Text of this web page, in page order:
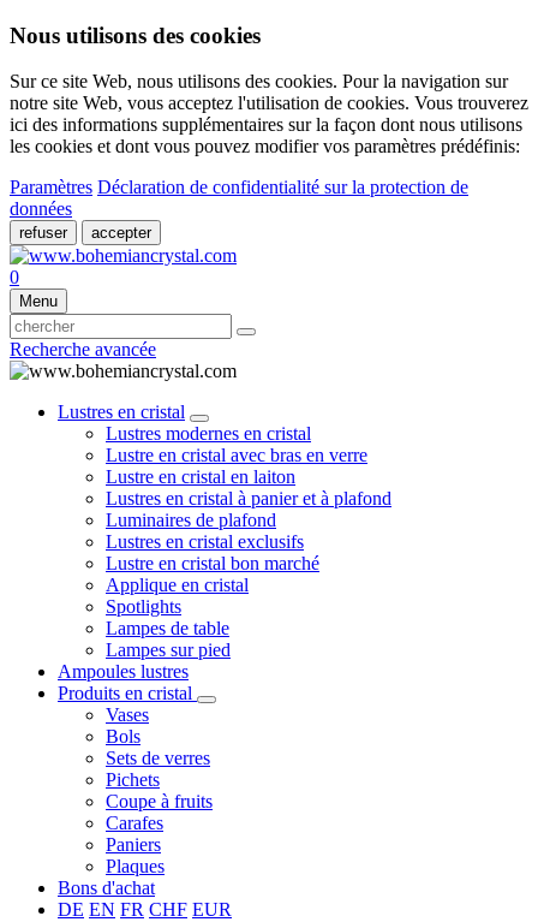
Nous utilisons des cookies
Sur ce site Web, nous utilisons des cookies. Pour la navigation sur
notre site Web, vous acceptez l'utilisation de cookies. Vous trouverez
ici des informations supplémentaires sur la façon dont nous utilisons
les cookies et dont vous pouvez modifier vos paramètres prédéfinis:
Paramètres Déclaration de confidentialité sur la protection de
données
refuser accepter
0
Menu
Recherche avancée
Lustres en cristal
Lustres modernes en cristal
Lustre en cristal avec bras en verre
Lustre en cristal en laiton
Lustres en cristal à panier et à plafond
Luminaires de plafond
Lustres en cristal exclusifs
Lustre en cristal bon marché
Applique en cristal
Spotlights
Lampes de table
Lampes sur pied
Ampoules lustres
Produits en cristal
Vases
Bols
Sets de verres
Pichets
Coupe à fruits
Carafes
Paniers
Plaques
Bons d'achat
DE EN FR CHF EUR